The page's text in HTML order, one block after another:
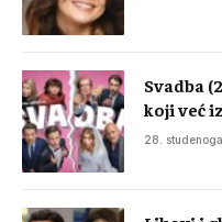
Svadba
koji već
28.